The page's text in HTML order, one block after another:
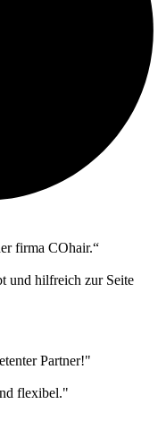
firma COhair.“
und hilfreich zur Seite
Partner!"
flexibel."